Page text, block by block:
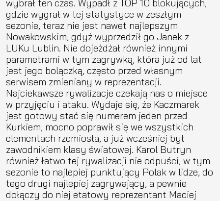
wybrał ten czas. Wypadł z TOP 10 blokujących,
gdzie wygrał w tej statystyce w zeszłym
sezonie, teraz nie jest nawet najlepszym
Nowakowskim, gdyż wyprzedził go Janek z
LUKu Lublin. Nie dojeżdżał również innymi
parametrami w tym zagrywką, która już od lat
jest jego bolączką, często przed własnym
serwisem zmieniany w reprezentacji.
Najciekawsze rywalizacje czekają nas o miejsce
w przyjęciu i ataku. Wydaje się, że Kaczmarek
jest gotowy stać się numerem jeden przed
Kurkiem, mocno poprawił się we wszystkich
elementach rzemiosła, a już wcześniej był
zawodnikiem klasy światowej. Karol Butryn
również łatwo tej rywalizacji nie odpuści, w tym
sezonie to najlepiej punktujący Polak w lidze, do
tego drugi najlepiej zagrywający, a pewnie
dołączy do niej etatowy reprezentant Maciej